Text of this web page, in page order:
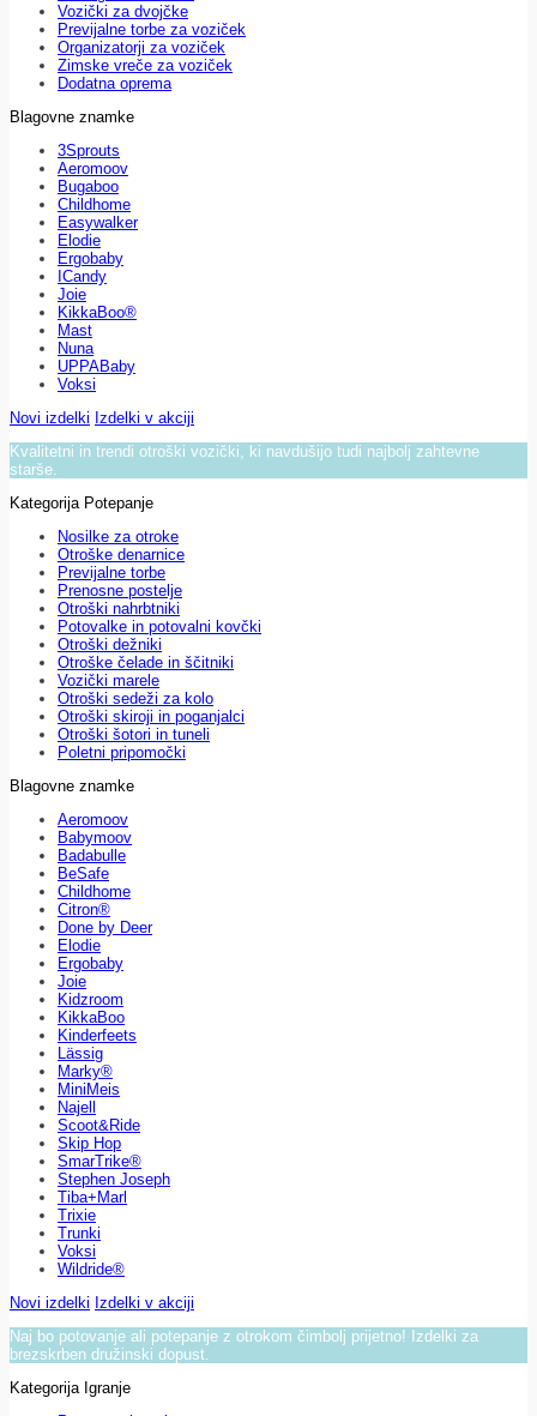
Vozički za dvojčke
Previjalne torbe za voziček
Organizatorji za voziček
Zimske vreče za voziček
Dodatna oprema
Blagovne znamke
3Sprouts
Aeromoov
Bugaboo
Childhome
Easywalker
Elodie
Ergobaby
ICandy
Joie
KikkaBoo®
Mast
Nuna
UPPABaby
Voksi
Novi izdelki Izdelki v akciji
Kvalitetni in trendi otroški vozički, ki navdušijo tudi najbolj zahtevne
starše.
Kategorija Potepanje
Nosilke za otroke
Otroške denarnice
Previjalne torbe
Prenosne postelje
Otroški nahrbtniki
Potovalke in potovalni kovčki
Otroški dežniki
Otroške čelade in ščitniki
Vozički marele
Otroški sedeži za kolo
Otroški skiroji in poganjalci
Otroški šotori in tuneli
Poletni pripomočki
Blagovne znamke
Aeromoov
Babymoov
Badabulle
BeSafe
Childhome
Citron®
Done by Deer
Elodie
Ergobaby
Joie
Kidzroom
KikkaBoo
Kinderfeets
Lässig
Marky®
MiniMeis
Najell
Scoot&Ride
Skip Hop
SmarTrike®
Stephen Joseph
Tiba+Marl
Trixie
Trunki
Voksi
Wildride®
Novi izdelki Izdelki v akciji
Naj bo potovanje ali potepanje z otrokom čimbolj prijetno! Izdelki za
brezskrben družinski dopust.
Kategorija Igranje